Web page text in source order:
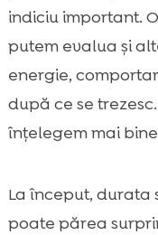
indiciu important.
putem evalua și
energie,
după ce se
înțelegem mai
La început, durata
poate părea